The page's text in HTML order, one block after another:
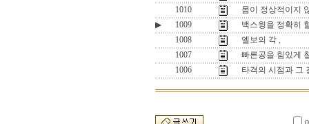
1010
몸이 정상적이지
▶
1009
백스윙을 정확히
1008
엘보의 각 ,
1007
빠른공을 힘있게
1006
타격의 시점과 그